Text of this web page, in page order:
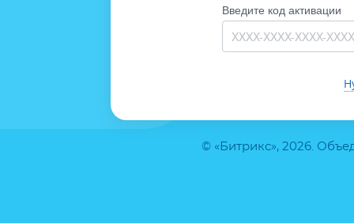
© «Битрикс», 2026.
Введите код активации